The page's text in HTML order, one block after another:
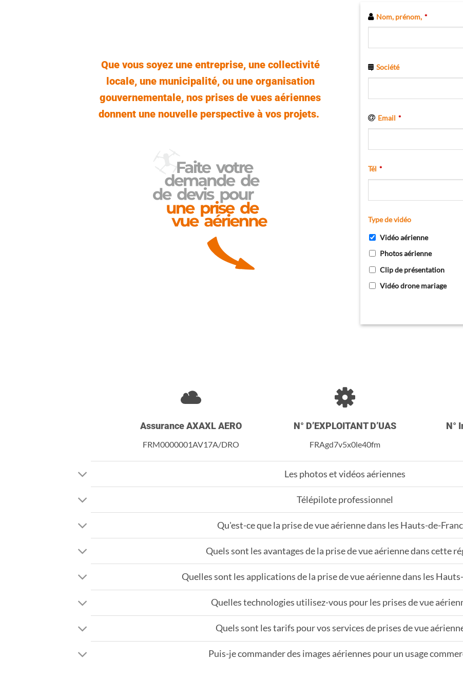
Que vous soyez une entreprise, une collectivité
locale, une municipalité, ou une organisation
gouvernementale, nos prises de vues aériennes
donnent une nouvelle perspective à vos projets.
Contact
Email *
Nom, prénom, *
Société
Email *
Tél *
Type de vidéo
Vidéo aérienne
Photos aérienne
Clip de présentation
Vidéo drone mariage
Assurance AXAXL AERO
FRM0000001AV17A/DRO
N° D’EXPLOITANT D’UAS
FRAgd7v5x0le40fm
N°
Les photos et vidéos aériennes
Télépilote professionnel
Qu'est-ce que la prise de vue aérienne dans les Hauts-de-
Quels sont les avantages de la prise de vue aérienne dans cette
Quelles sont les applications de la prise de vue aérienne dans les
Quelles technologies utilisez-vous pour les prises de vue
Quels sont les tarifs pour vos services de prises de vue
Puis-je commander des images aériennes pour un usage